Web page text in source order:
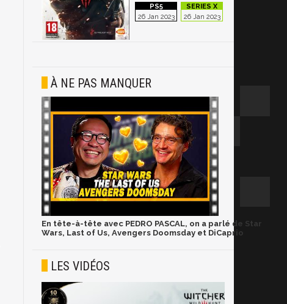
26 Jan 2023 26 Jan 2023
À NE PAS MANQUER
En tête-à-tête avec PEDRO PASCAL, on a parlé de Star
Wars, Last of Us, Avengers Doomsday et DiCaprio
LES VIDÉOS